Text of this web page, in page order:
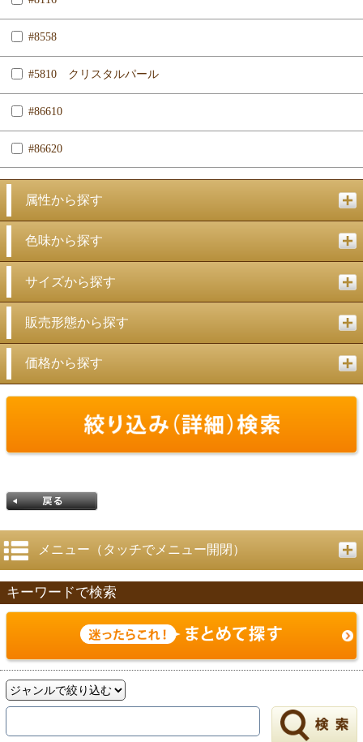
#8558
#5810 クリスタルパール
#86610
#86620
属性から探す
色味から探す
サイズから探す
販売形態から探す
価格から探す
戻る
メニュー（タッチでメニュー開閉）
キーワードで検索